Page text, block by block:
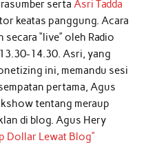
serta Asri Tadda
keatas panggung. Acara
“live” oleh Radio
14.30. Asri, yang
ini, memandu sesi
pertama, Agus
tentang meraup
di blog. Agus Hery
Dollar Lewat Blog”